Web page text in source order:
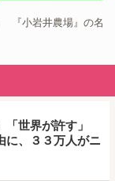
『小岩井農場』の名
「世界が許す」
に、３３万人がニ